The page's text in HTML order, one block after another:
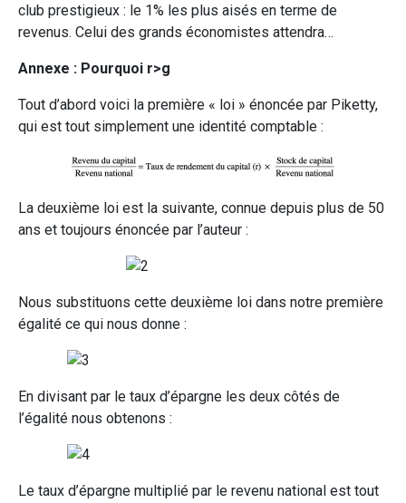
club prestigieux : le 1% les plus aisés en terme de
revenus. Celui des grands économistes attendra…
Annexe : Pourquoi r>g
Tout d’abord voici la première « loi » énoncée par Piketty,
qui est tout simplement une identité comptable :
La deuxième loi est la suivante, connue depuis plus de 50
ans et toujours énoncée par l’auteur :
Nous substituons cette deuxième loi dans notre première
égalité ce qui nous donne :
En divisant par le taux d’épargne les deux côtés de
l’égalité nous obtenons :
Le taux d’épargne multiplié par le revenu national est tout